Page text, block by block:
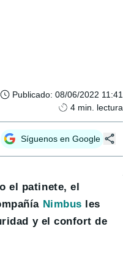
Publicado: 08/06/2022 11:41
4 min. lectura
Síguenos en Google
el patinete, el
Nimbus les
y el confort de